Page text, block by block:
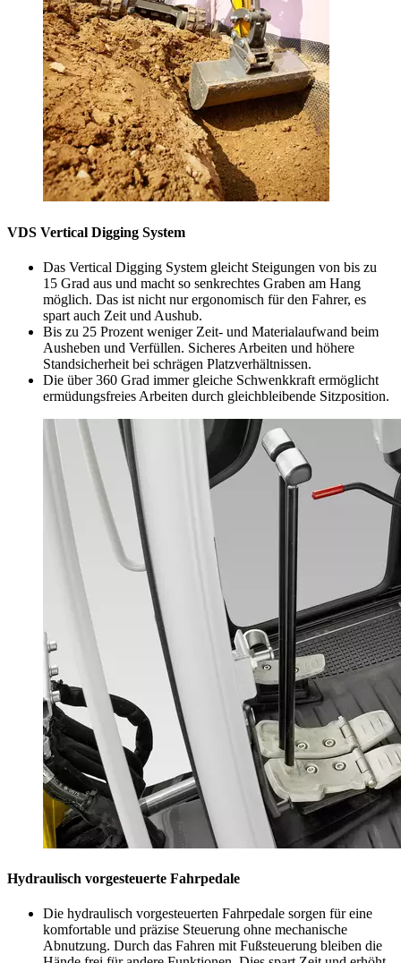
VDS Vertical Digging System
Das Vertical Digging System gleicht Steigungen von bis zu
15 Grad aus und macht so senkrechtes Graben am Hang
möglich. Das ist nicht nur ergonomisch für den Fahrer, es
spart auch Zeit und Aushub.
Bis zu 25 Prozent weniger Zeit- und Materialaufwand beim
Ausheben und Verfüllen. Sicheres Arbeiten und höhere
Standsicherheit bei schrägen Platzverhältnissen.
Die über 360 Grad immer gleiche Schwenkkraft ermöglicht
ermüdungsfreies Arbeiten durch gleichbleibende Sitzposition.
Hydraulisch vorgesteuerte Fahrpedale
Die hydraulisch vorgesteuerten Fahrpedale sorgen für eine
komfortable und präzise Steuerung ohne mechanische
Abnutzung. Durch das Fahren mit Fußsteuerung bleiben die